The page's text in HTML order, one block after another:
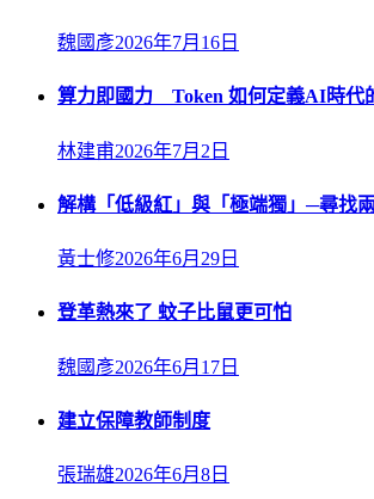
魏國彥2026年7月16日
算力即國力 Token 如何定義AI時代
林建甫2026年7月2日
解構「低級紅」與「極端獨」─尋找
黃士修2026年6月29日
登革熱來了 蚊子比鼠更可怕
魏國彥2026年6月17日
建立保障教師制度
張瑞雄2026年6月8日